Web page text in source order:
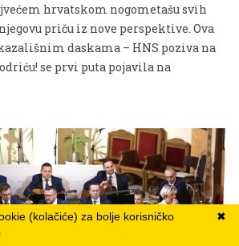
hrvatskom nogometašu svih
priču iz nove perspektive. Ova
daskama – HNS poziva na
se prvi puta pojavila na
✖
(kolačiće) za bolje korisničko